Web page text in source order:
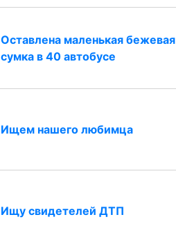
Оставлена маленькая бежевая
сумка в 40 автобусе
Ищем нашего любимца
Ищу свидетелей ДТП